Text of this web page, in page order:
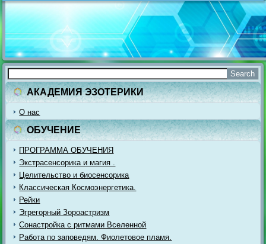
АКАДЕМИЯ ЭЗОТЕРИКИ
О нас
ОБУЧЕНИЕ
ПРОГРАММА ОБУЧЕНИЯ
Экстрасенсорика и магия .
Целительство и биосенсорика
Классическая Космоэнергетика.
Рейки
Эгрегорный Зороастризм
Сонастройка с ритмами Вселенной
Работа по заповедям. Фиолетовое пламя.